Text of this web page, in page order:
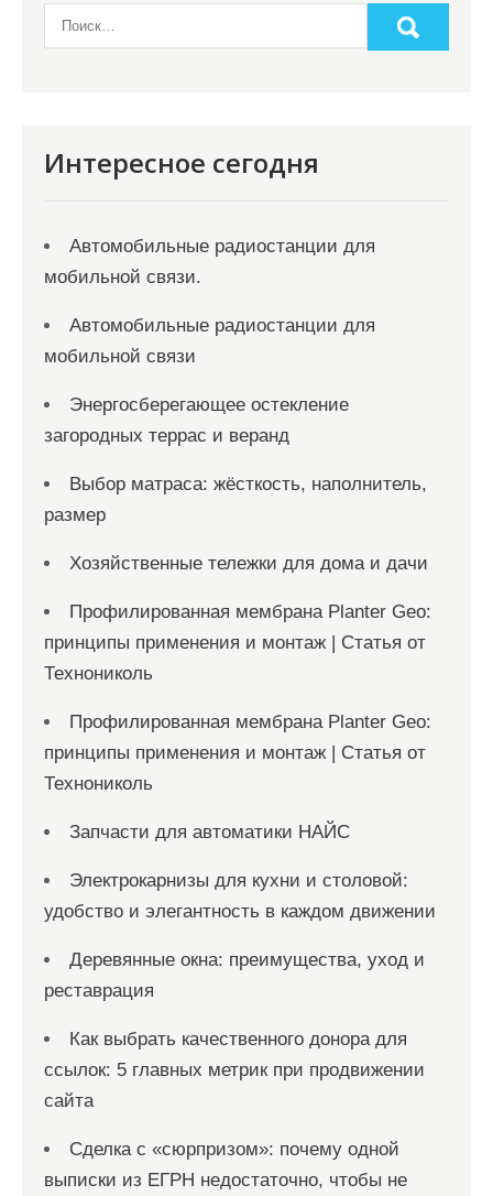
Интересное сегодня
Автомобильные радиостанции для
мобильной связи.
Автомобильные радиостанции для
мобильной связи
Энергосберегающее остекление
загородных террас и веранд
Выбор матраса: жёсткость, наполнитель,
размер
Хозяйственные тележки для дома и дачи
Профилированная мембрана Planter Geo:
принципы применения и монтаж | Статья от
Технониколь
Профилированная мембрана Planter Geo:
принципы применения и монтаж | Статья от
Технониколь
Запчасти для автоматики НАЙС
Электрокарнизы для кухни и столовой:
удобство и элегантность в каждом движении
Деревянные окна: преимущества, уход и
реставрация
Как выбрать качественного донора для
ссылок: 5 главных метрик при продвижении
сайта
Сделка с «сюрпризом»: почему одной
выписки из ЕГРН недостаточно, чтобы не